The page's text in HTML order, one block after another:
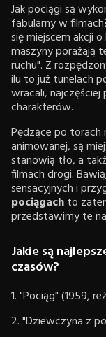
Jak pociągi są
fabularny w
się miejscem akcji
maszyny porażają
ruchu". Z
ilu to już tunelach
wracali, najczęściej
charakterów.
Pędzące po torach
animowanej, są
stanowią tło, a
filmach drogi.
sensacyjnych i
pociągachto
przedstawimy te
Jakie są
czasów?
1. "Pociąg" (1959,
2. "Dziewczyna z